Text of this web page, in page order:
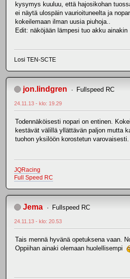
kysymys kuuluu, että hajosikohan
ei näytä ulospäin vaurioituneelta ja
kokeilemaan ilman uusia piuhoja..
Edit: näköjään lämpesi tuo akku ainakin
Losi TEN-SCTE
jon.lindgren Fullspeed RC
24.11.13 - klo: 19.29
Todennäköisesti nopari on entinen.
kestävät välillä yllättävän paljon mutta
tuohon yksilöön korostetun varovaisesti.
JQRacing
Full Speed RC
Jema Fullspeed RC
24.11.13 - klo: 20.53
Tais mennä hyvänä opetuksena vaan.
Oppiihan ainaki olemaan huolellisempi